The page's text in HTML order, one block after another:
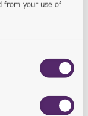
from your use of